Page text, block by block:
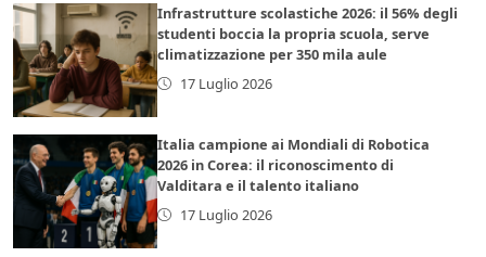
Infrastrutture scolastiche 2026: il 56% degli
studenti boccia la propria scuola, serve
climatizzazione per 350 mila aule
17 Luglio 2026
Italia campione ai Mondiali di Robotica
2026 in Corea: il riconoscimento di
Valditara e il talento italiano
17 Luglio 2026